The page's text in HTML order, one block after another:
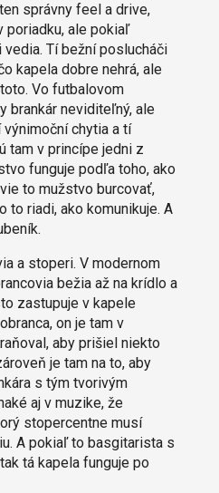
správny feel a drive,
poriadku, ale pokiaľ
Tí bežní poslucháči
kapela dobre nehrá, ale
Vo futbalovom
brankár neviditeľný, ale
chytia a tí
tam v princípe jedni z
funguje podľa toho, ako
to mužstvo burcovať,
to riadi, ako komunikuje. A
a stoperi. V modernom
bežia až na krídlo a
zastupuje v kapele
on je tam v
aby prišiel niekto
je tam na to, aby
s tým tvorivým
aj v muzike, že
stopercentne musí
A pokiaľ to basgitarista s
tá kapela funguje po